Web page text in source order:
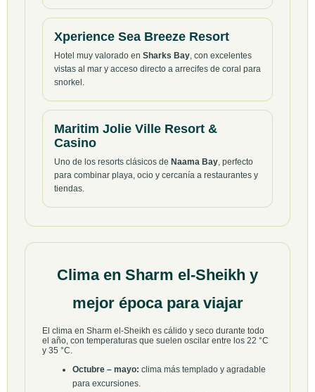
Xperience Sea Breeze Resort
Hotel muy valorado en Sharks Bay, con excelentes
vistas al mar y acceso directo a arrecifes de coral para
snorkel.
Maritim Jolie Ville Resort &
Casino
Uno de los resorts clásicos de Naama Bay, perfecto
para combinar playa, ocio y cercanía a restaurantes y
tiendas.
Clima en Sharm el-Sheikh y
mejor época para viajar
El clima en Sharm el-Sheikh es cálido y seco durante todo
el año, con temperaturas que suelen oscilar entre los 22 °C
y 35 °C.
Octubre – mayo: clima más templado y agradable
para excursiones.